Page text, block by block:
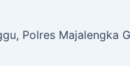
Polres Majalengka